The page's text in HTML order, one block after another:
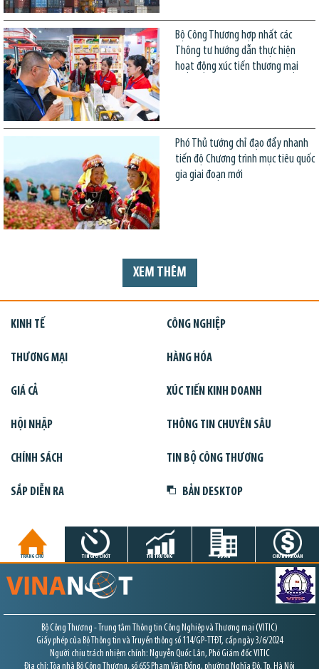
Bộ Công Thương hợp nhất các
Thông tư hướng dẫn thực hiện
hoạt động xúc tiến thương mại
Phó Thủ tướng chỉ đạo đẩy nhanh
tiến độ Chương trình mục tiêu quốc
gia giai đoạn mới
XEM THÊM
KINH TẾ CÔNG NGHIỆP
THƯƠNG MẠI HÀNG HÓA
GIÁ CẢ XÚC TIẾN KINH DOANH
HỘI NHẬP THÔNG TIN CHUYÊN SÂU
CHÍNH SÁCH TIN BỘ CÔNG THƯƠNG
SẮP DIỄN RA BẢN DESKTOP
TRANG CHỦ TIN GIỜ CHÓT THỊ TRƯỜNG DỰ ÁN CHỨNG KHOÁN
Bộ Công Thương - Trung tâm Thông tin Công Nghiệp và Thương mại (VITIC)
Giấy phép của Bộ Thông tin và Truyền thông số 114/GP-TTĐT, cấp ngày 3/6/2024
Người chịu trách nhiệm chính: Nguyễn Quốc Lân, Phó Giám đốc VITIC
Địa chỉ: Tòa nhà Bộ Công Thương, số 655 Phạm Văn Đồng, phường Nghĩa Đô, Tp. Hà Nội